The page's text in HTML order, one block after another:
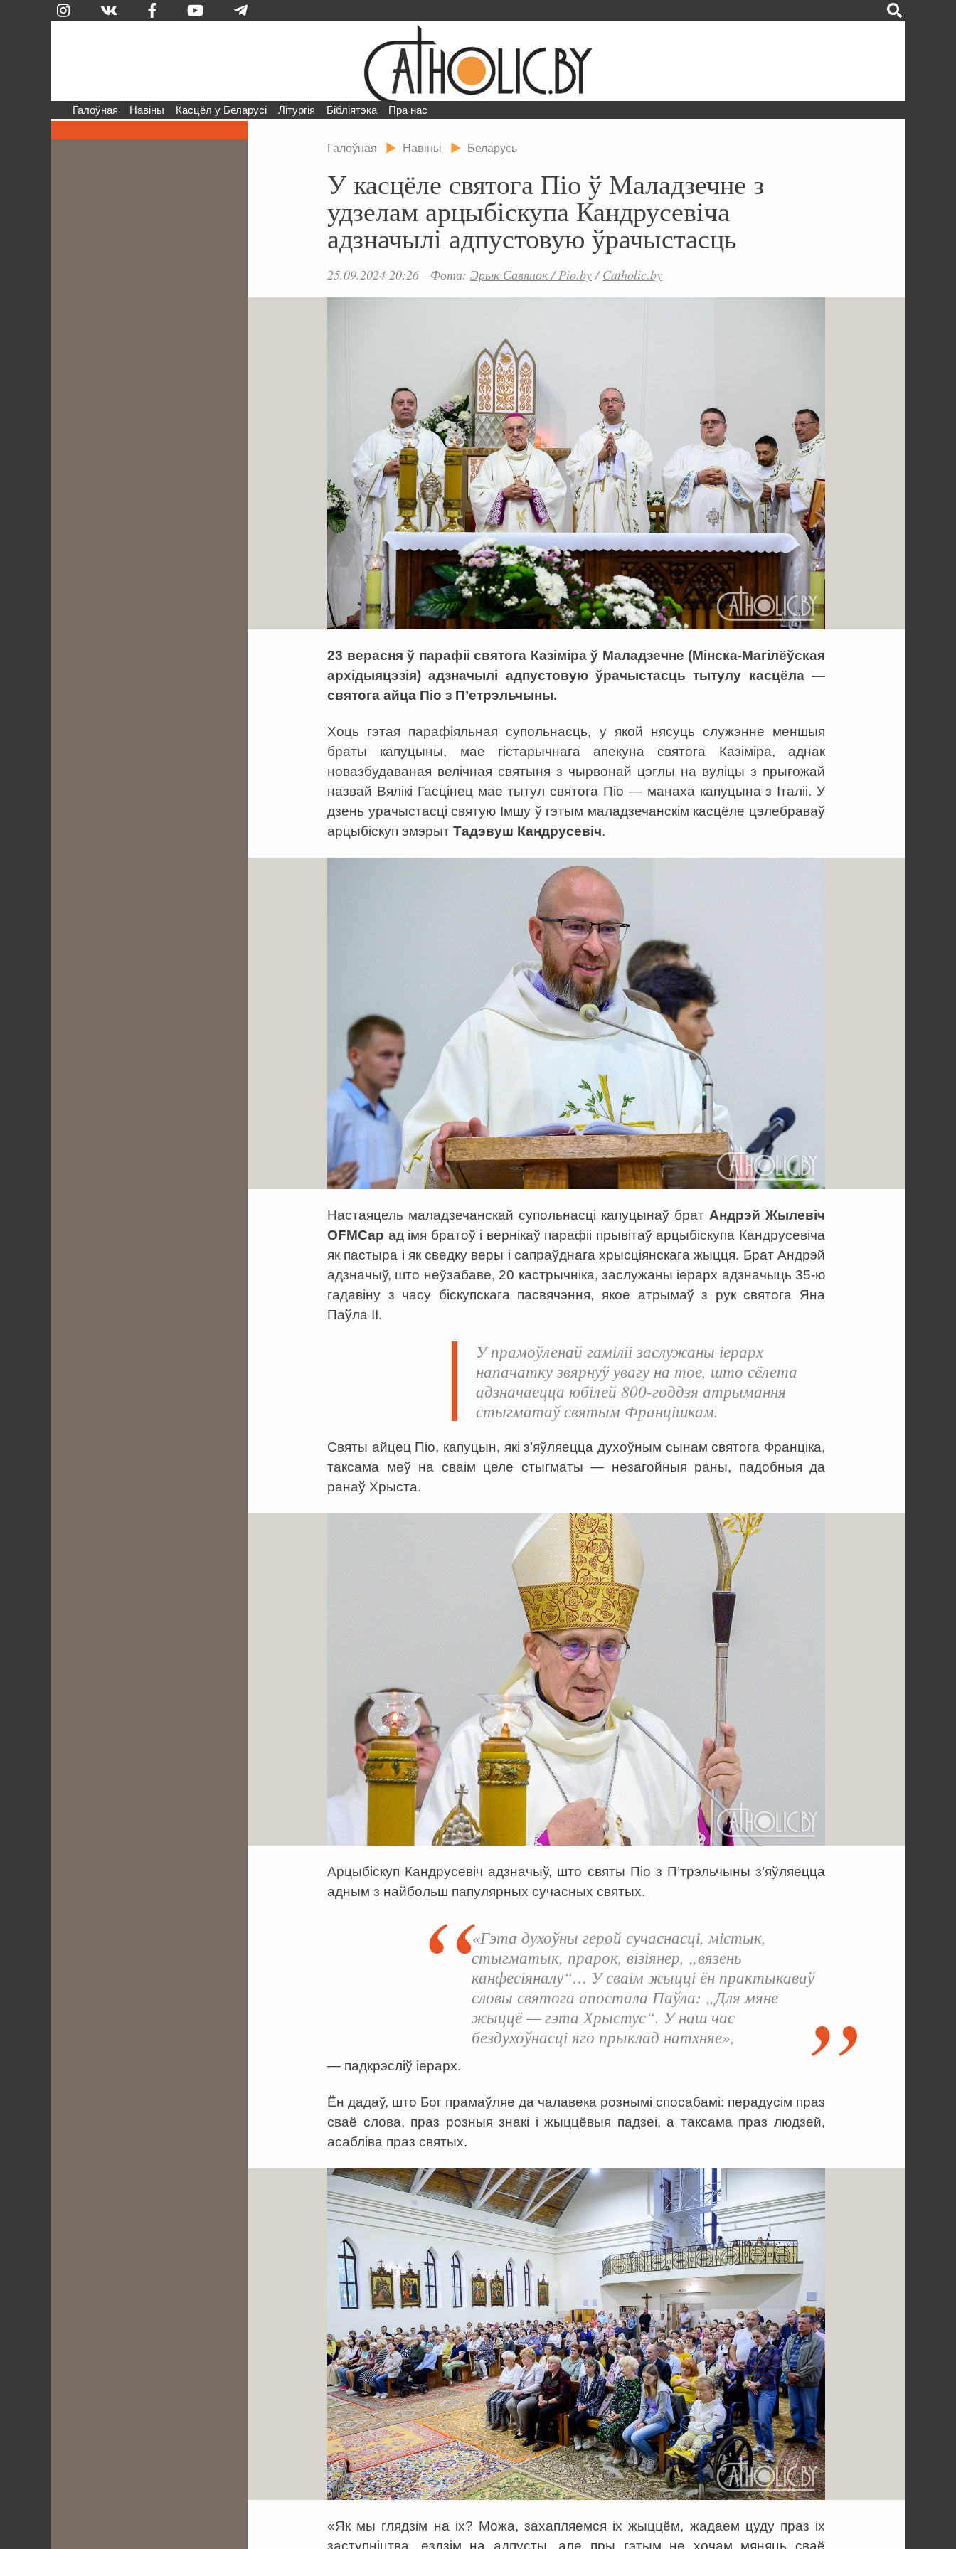
Галоўная Навіны Касцёл у Беларусі Літургія Бібліятэка Пра нас
Галоўная Навіны Беларусь
У касцёле святога Піо ў Маладзечне з
удзелам арцыбіскупа Кандрусевіча
адзначылі адпустовую ўрачыстасць
25.09.2024 20:26 Фота: Эрык Савянок / Pio.by/Catholic.by
23 верасня ў парафіі святога Казіміра ў Маладзечне (Мінска-Магілёўская
архідыяцэзія) адзначылі адпустовую ўрачыстасць тытулу касцёла —
святога айца Піо з П’етрэльчыны.
Хоць гэтая парафіяльная супольнасць, у якой нясуць служэнне меншыя
браты капуцыны, мае гістарычнага апекуна святога Казіміра, аднак
новазбудаваная велічная святыня з чырвонай цэглы на вуліцы з прыгожай
назвай Вялікі Гасцінец мае тытул святога Піо — манаха капуцына з Італіі. У
дзень урачыстасці святую Імшу ў гэтым маладзечанскім касцёле цэлебраваў
арцыбіскуп эмэрыт Тадэвуш Кандрусевіч.
Настаяцель маладзечанскай супольнасці капуцынаў брат Андрэй Жылевіч
OFMCap ад імя братоў і вернікаў парафіі прывітаў арцыбіскупа Кандрусевіча
як пастыра і як сведку веры і сапраўднага хрысціянскага жыцця. Брат Андрэй
адзначыў, што неўзабаве, 20 кастрычніка, заслужаны іерарх адзначыць 35-ю
гадавіну з часу біскупскага пасвячэння, якое атрымаў з рук святога Яна
Паўла ІІ.
У прамоўленай гаміліі заслужаны іерарх
напачатку звярнуў увагу на тое, што сёлета
адзначаецца юбілей 800-годдзя атрымання
стыгматаў святым Францішкам.
Святы айцец Піо, капуцын, які з’яўляецца духоўным сынам святога Франціка,
таксама меў на сваім целе стыгматы — незагойныя раны, падобныя да
ранаў Хрыста.
Арцыбіскуп Кандрусевіч адзначыў, што святы Піо з П’трэльчыны з’яўляецца
адным з найбольш папулярных сучасных святых.
«Гэта духоўны герой сучаснасці, містык,
стыгматык, прарок, візіянер, „вязень
канфесіяналу“… У сваім жыцці ён практыкаваў
словы святога апостала Паўла: „Для мяне
жыццё — гэта Хрыстус“. У наш час
бездухоўнасці яго прыклад натхняе»,
— падкрэсліў іерарх.
Ён дадаў, што Бог прамаўляе да чалавека рознымі спосабамі: перадусім праз
сваё слова, праз розныя знакі і жыццёвыя падзеі, а таксама праз людзей,
асабліва праз святых.
«Як мы глядзім на іх? Можа, захапляемся іх жыццём, жадаем цуду праз іх